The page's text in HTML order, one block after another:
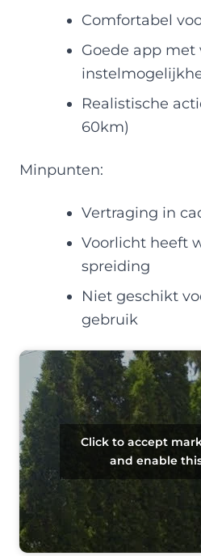
Comfortabel
Goede app met
Realistische
60km)
Minpunten:
Vertraging in
Voorlicht heeft
spreiding
Niet geschikt
gebruik
Click to accept
and enable